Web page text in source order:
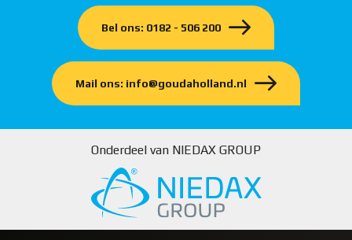
Bel ons: 0182 - 506 200
Mail ons: info@goudaholland.nl
Onderdeel van NIEDAX GROUP